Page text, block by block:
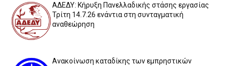
ΑΔΕΔΥ: Κήρυξη Πανελλαδικής στάσης εργασίας
Τρίτη 14.7.26 ενάντια στη συνταγματική
αναθεώρηση
Ανακοίνωση καταδίκης των εμπρηστικών